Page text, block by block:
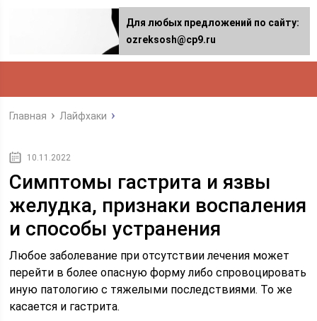
Главная Лайфхаки
10.11.2022
Симптомы гастрита и язвы
желудка, признаки воспаления
и способы устранения
Любое заболевание при отсутствии лечения может
перейти в более опасную форму либо спровоцировать
иную патологию с тяжелыми последствиями. То же
касается и гастрита.
Для любых предложений по сайту:
ozreksosh@cp9.ru